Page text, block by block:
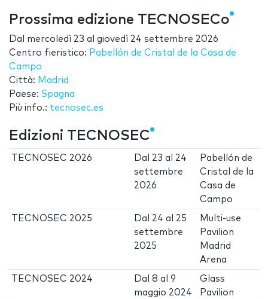
Prossima edizione TECNOSECo
Dal mercoledì 23 al giovedì 24 settembre 2026
Centro fieristico: Pabellón de Cristal de la Casa de
Campo
Città: Madrid
Paese: Spagna
Più info.: tecnosec.es
Edizioni TECNOSEC
TECNOSEC 2026 Dal 23 al 24
settembre
2026
Pabellón de
Cristal de la
Casa de
Campo
TECNOSEC 2025 Dal 24 al 25
settembre
2025
Multi-use
Pavilion
Madrid
Arena
TECNOSEC 2024 Dal8 al9
maggio 2024
Glass
Pavilion